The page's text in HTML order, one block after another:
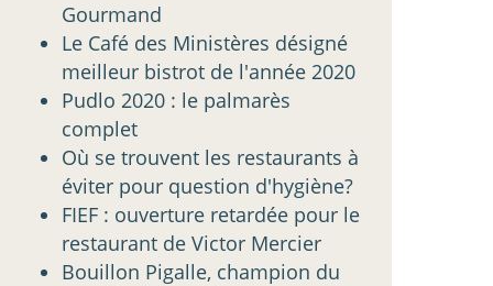
Gourmand
Le Café des Ministères désigné
meilleur bistrot de l'année 2020
Pudlo 2020 : le palmarès
complet
Où se trouvent les restaurants à
éviter pour question d'hygiène?
FIEF : ouverture retardée pour le
restaurant de Victor Mercier
Bouillon Pigalle, champion du